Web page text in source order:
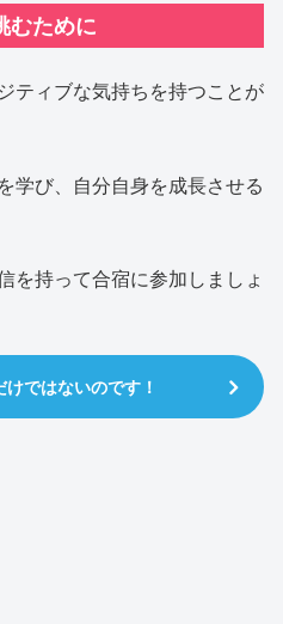
むために
ティブな気持ちを持つことが
学び、自分自身を成長させる
を持って合宿に参加しましょ
ではないのです！